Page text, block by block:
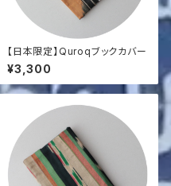
【日本限定】Quroqブックカバー
¥3,300